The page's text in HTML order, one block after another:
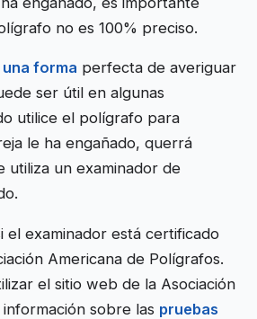
no es 100% preciso.
forma perfecta de averiguar
ser útil en algunas
utilice el polígrafo para
le ha engañado, querrá
utiliza un examinador de
el examinador está certificado
Americana de Polígrafos.
el sitio web de la Asociación
sobre las pruebas